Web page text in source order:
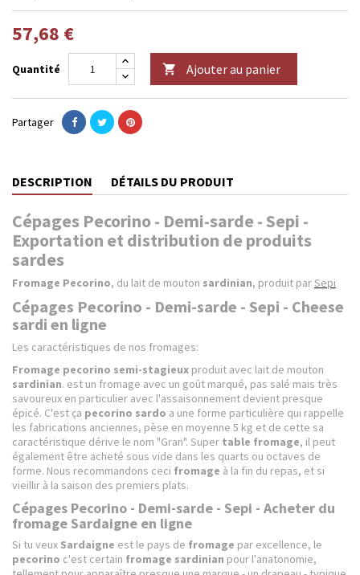
57,68 €
Quantité  Ajouter au panier
Partager
DESCRIPTION DÉTAILS DU PRODUIT
Cépages Pecorino - Demi-sarde - Sepi -
Exportation et distribution de produits
sardes
Fromage Pecorino, du lait de mouton sardinian, produit parSepi
Cépages Pecorino - Demi-sarde - Sepi - Cheese
sardi en ligne
Les caractéristiques de nos fromages:
Fromage pecorino semi-stagieux produit avec lait de mouton
sardinian. est un fromage avec un goût marqué, pas salé mais très
savoureux en particulier avec l'assaisonnement devient presque
épicé. C'est ça pecorino sardo a une forme particulière qui rappelle
les fabrications anciennes, pèse en moyenne 5 kg et de cette sa
caractéristique dérive le nom "Gran". Super table fromage, il peut
également être acheté sous vide dans les quarts ou octaves de
forme. Nous recommandons ceci fromage à la fin du repas, et si
vieillir à la saison des premiers plats.
Cépages Pecorino - Demi-sarde - Sepi - Acheter du
fromage Sardaigne en ligne
Si tu veux Sardaigne est le pays de fromage par excellence, le
pecorino c'est certain fromage sardinian pour l'anatonomie,